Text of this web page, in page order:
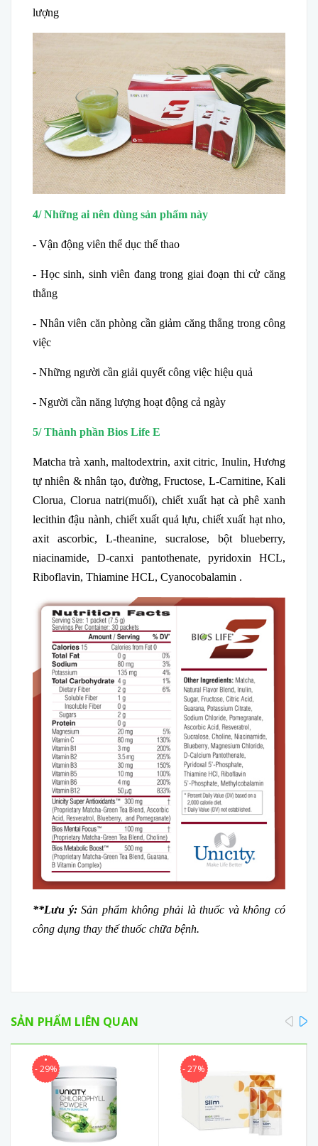
lượng
4/ Những ai nên dùng sản phẩm này
- Vận động viên thể dục thể thao
- Học sinh, sinh viên đang trong giai đoạn thi cử căng
thẳng
- Nhân viên căn phòng cần giảm căng thẳng trong công
việc
- Những người cần giải quyết công việc hiệu quả
- Người cần năng lượng hoạt động cả ngày
5/ Thành phần Bios Life E
Matcha trà xanh, maltodextrin, axit citric, Inulin, Hương
tự nhiên & nhân tạo, đường, Fructose, L-Carnitine, Kali
Clorua, Clorua natri(muối), chiết xuất hạt cà phê xanh
lecithin đậu nành, chiết xuất quả lựu, chiết xuất hạt nho,
axit ascorbic, L-theanine, sucralose, bột blueberry,
niacinamide, D-canxi pantothenate, pyridoxin HCL,
Riboflavin, Thiamine HCL, Cyanocobalamin .
**Lưu ý:Sản phẩm không phải là thuốc và không có
công dụng thay thế thuốc chữa bệnh.
SẢN PHẨM LIÊN QUAN
- 29% - 27%